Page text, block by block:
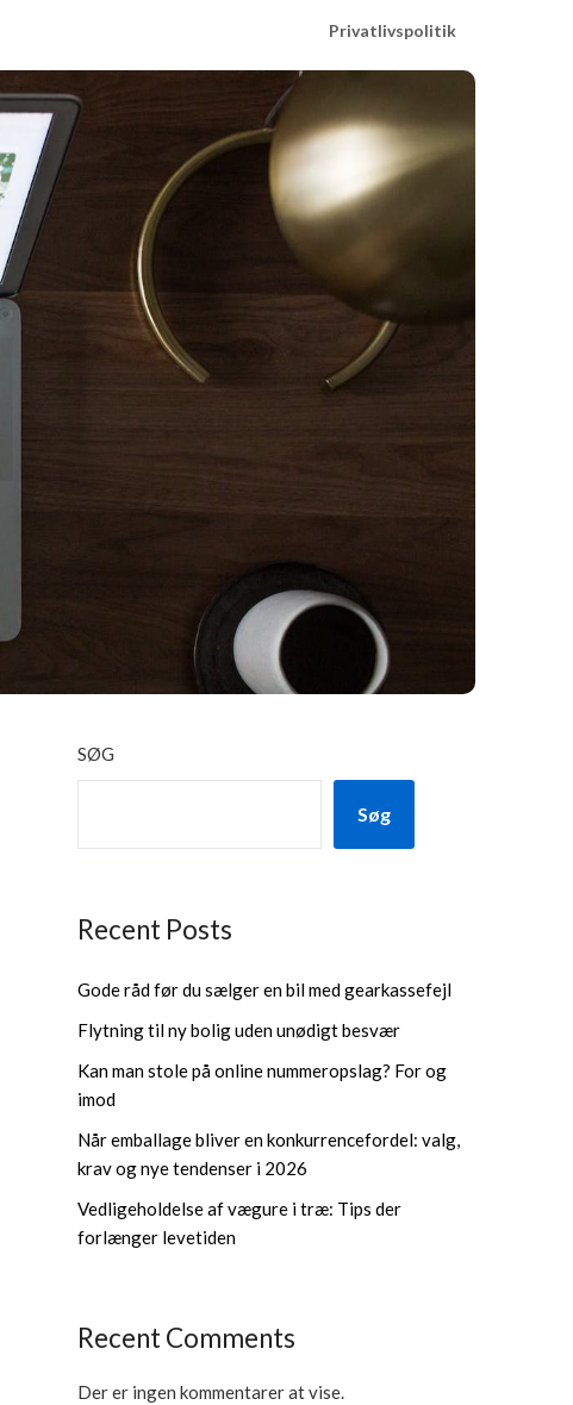
Privatlivspolitik
SØG
Søg
Recent Posts
Gode råd før du sælger en bil med gearkassefejl
Flytning til ny bolig uden unødigt besvær
Kan man stole på online nummeropslag? For og
imod
Når emballage bliver en konkurrencefordel: valg,
krav og nye tendenser i 2026
Vedligeholdelse af vægure i træ: Tips der
forlænger levetiden
Recent Comments
Der er ingen kommentarer at vise.